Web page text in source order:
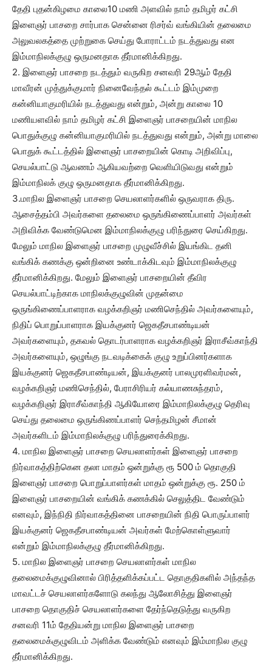
தேதி புதன்கிழமை காலை10 மணி அளவில் நாம் தமிழர் கட்சி
இளைஞர் பாசறை சார்பாக சென்னை ரிசர்வ் வங்கியின் தலைமை
அலுவலகத்தை முற்றுகை செய்து போராட்டம் நடத்துவது என
இம்மாநிலக்குழு ஒருமனதாக தீர்மானிக்கிறது.
2. இளைஞர் பாசறை நடத்தும் வருகிற சனவரி 29ஆம் தேதி
மாவீரன் முத்துக்குமார் நினைவேந்தல் கூட்டம் இம்முறை
கன்னியாகுமரியில் நடத்துவது என்றும், அன்று காலை 10
மணியளவில் நாம் தமிழர் கட்சி இளைஞர் பாசறையின் மாநில
பொதுக்குழு கன்னியாகுமரியில் நடத்துவது என்றும், அன்று மாலை
பொதுக் கூட்டத்தில் இளைஞர் பாசறையின் கொடி அறிவிப்பு,
செயல்பாட்டு ஆவணம் ஆகியவற்றை வெளியிடுவது என்றும்
இம்மாநிலக் குழு ஒருமனதாக தீர்மானிக்கிறது.
3.மாநில இளைஞர் பாசறை செயலாளர்களில் ஒருவராக திரு.
ஆசைத்தம்பி அவர்களை தலைமை ஒருங்கிணைப்பாளர் அவர்கள்
அறிவிக்க வேண்டுமென இம்மாநிலக்குழு பரிந்துரை செய்கிறது.
மேலும் மாநில இளைஞர் பாசறை முழுவீச்சில் இயங்கிட தனி
வங்கிக் கணக்கு ஒன்றினை உண்டாக்கிடவும் இம்மாநிலக்குழு
தீர்மானிக்கிறது. மேலும் இளைஞர் பாசறையின் தீவிர
செயல்பாட்டிற்காக மாநிலக்குழுவின் முதன்மை
ஒருங்கிணைப்பாளராக வழக்கறிஞர் மணிசெந்தில் அவர்களையும்,
நிதிப் பொறுப்பாளராக இயக்குனர் ஜெகதீசபாண்டியன்
அவர்களையும், தகவல் தொடர்பாளராக வழக்கறிஞர் இராசீவ்காந்தி
அவர்களையும், ஒழுங்கு நடவடிக்கைக் குழு உறுப்பினர்களாக
இயக்குனர் ஜெகதீசபாண்டியன், இயக்குனர் பாலமுரளிவர்மன்,
வழக்கறிஞர் மணிசெந்தில், பேராசிரியர் கல்யாணசுந்தரம்,
வழக்கறிஞர் இராசீவ்காந்தி ஆகியோரை இம்மாநிலக்குழு தெரிவு
செய்து தலைமை ஒருங்கிணப்பாளர் செந்தமிழன் சீமான்
அவர்களிடம் இம்மாநிலக்குழு பரிந்துரைக்கிறது.
4. மாநில இளைஞர் பாசறை செயலாளர்கள் இளைஞர் பாசறை
நிர்வாகத்திற்கென தலா மாதம் ஒன்றுக்கு ரூ 500 ம் தொகுதி
இளைஞர் பாசறை பொறுப்பாளர்கள் மாதம் ஒன்றுக்கு ரூ. 250 ம்
இளைஞர் பாசறையின் வங்கிக் கணக்கில் செலுத்திட வேண்டும்
எனவும், இந்நிதி நிர்வாகத்தினை பாசறையின் நிதி பொருப்பாளர்
இயக்குனர் ஜெகதீசபாண்டியன் அவர்கள் மேற்கொள்ளுவார்
என்றும் இம்மாநிலக்குழு தீர்மானிக்கிறது.
5. மாநில இளைஞர் பாசறை செயலாளர்கள் மாநில
தலைமைக்குழுவினால் பிரித்தளிக்கப்பட்ட தொகுதிகளில் அந்தந்த
மாவட்டச் செயலாளர்களோடு கலந்து ஆலோசித்து இளைஞர்
பாசறை தொகுதிச் செயலாளர்களை தேர்ந்தெடுத்து வருகிற
சனவரி 11ம் தேதியன்று மாநில இளைஞர் பாசறை
தலைமைக்குழுவிடம் அளிக்க வேண்டும் எனவும் இம்மாநில குழு
தீர்மானிக்கிறது.